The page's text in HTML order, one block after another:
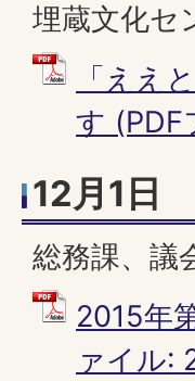
埋蔵文化セ
「ええ
す (PDF
12月1日
総務課、議
2015年
ァイル: